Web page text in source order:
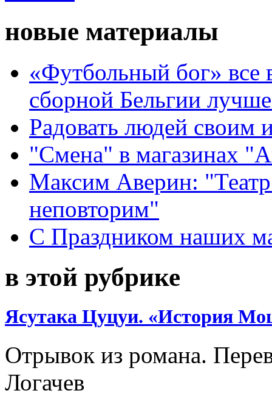
новые материалы
«Футбольный бог» все
сборной Бельгии
Радовать людей своим
"Смена" в магазинах
Максим Аверин:
неповторим"
С Праздником наших
в этой рубрике
Ясутака Цуцуи. «История
Отрывок из романа.
Логачев